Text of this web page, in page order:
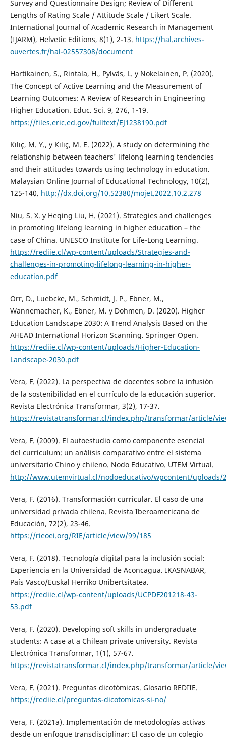
Survey and Questionnaire Design; Review of Different
Lengths of Rating Scale / Attitude Scale / Likert Scale.
International Journal of Academic Research in Management
(IJARM), Helvetic Editions, 8(1), 2-13. https://hal.archives-
ouvertes.fr/hal-02557308/document
Hartikainen, S., Rintala, H., Pylväs, L. y Nokelainen, P. (2020).
The Concept of Active Learning and the Measurement of
Learning Outcomes: A Review of Research in Engineering
Higher Education. Educ. Sci. 9, 276, 1-19.
https://files.eric.ed.gov/fulltext/EJ1238190.pdf
Kılıç, M. Y., y Kılıç, M. E. (2022). A study on determining the
relationship between teachers' lifelong learning tendencies
and their attitudes towards using technology in education.
Malaysian Online Journal of Educational Technology, 10(2),
125-140. http://dx.doi.org/10.52380/mojet.2022.10.2.278
Niu, S. X. y Heqing Liu, H. (2021). Strategies and challenges
in promoting lifelong learning in higher education – the
case of China. UNESCO Institute for Life-Long Learning.
https://rediie.cl/wp-content/uploads/Strategies-and-
challenges-in-promoting-lifelong-learning-in-higher-
education.pdf
Orr, D., Luebcke, M., Schmidt, J. P., Ebner, M.,
Wannemacher, K., Ebner, M. y Dohmen, D. (2020). Higher
Education Landscape 2030: A Trend Analysis Based on the
AHEAD International Horizon Scanning. Springer Open.
https://rediie.cl/wp-content/uploads/Higher-Education-
Landscape-2030.pdf
Vera, F. (2022). La perspectiva de docentes sobre la infusión
de la sostenibilidad en el currículo de la educación superior.
Revista Electrónica Transformar, 3(2), 17-37.
https://revistatransformar.cl/index.php/transformar/article/
Vera, F. (2009). El autoestudio como componente esencial
del currículum: un análisis comparativo entre el sistema
universitario Chino y chileno. Nodo Educativo. UTEM Virtual.
http://www.utemvirtual.cl/nodoeducativo/wpcontent/uploads/
Vera, F. (2016). Transformación curricular. El caso de una
universidad privada chilena. Revista Iberoamericana de
Educación, 72(2), 23-46.
https://rieoei.org/RIE/article/view/99/185
Vera, F. (2018). Tecnología digital para la inclusión social:
Experiencia en la Universidad de Aconcagua. IKASNABAR,
País Vasco/Euskal Herriko Unibertsitatea.
https://rediie.cl/wp-content/uploads/UCPDF201218-43-
53.pdf
Vera, F. (2020). Developing soft skills in undergraduate
students: A case at a Chilean private university. Revista
Electrónica Transformar, 1(1), 57-67.
https://revistatransformar.cl/index.php/transformar/article/
Vera, F. (2021). Preguntas dicotómicas. Glosario REDIIE.
https://rediie.cl/preguntas-dicotomicas-si-no/
Vera, F. (2021a). Implementación de metodologías activas
desde un enfoque transdisciplinar: El caso de un colegio